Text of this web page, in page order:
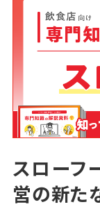
スローフ
営の新た